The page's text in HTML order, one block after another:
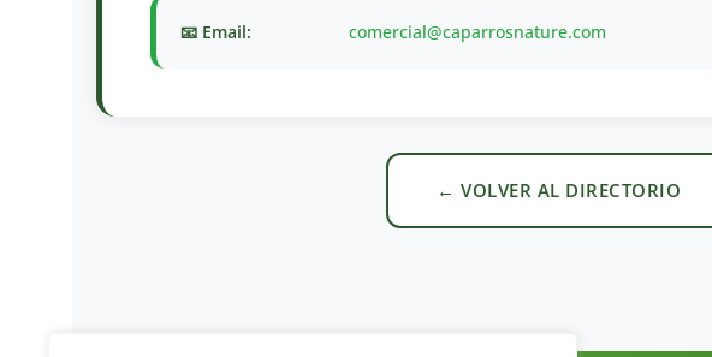
📧 Email: comercial@caparrosnature.com
← VOLVER AL DIRECTORIO